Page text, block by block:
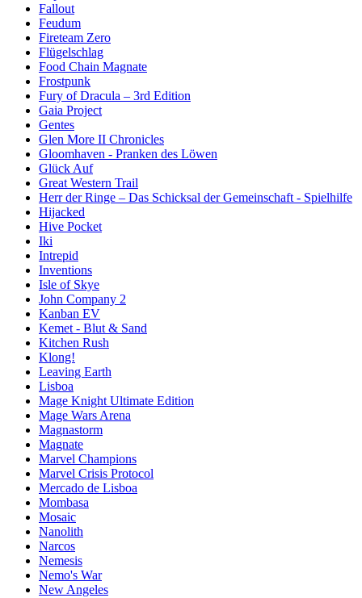
Fallout
Feudum
Fireteam Zero
Flügelschlag
Food Chain Magnate
Frostpunk
Fury of Dracula – 3rd Edition
Gaia Project
Gentes
Glen More II Chronicles
Gloomhaven - Pranken des Löwen
Glück Auf
Great Western Trail
Herr der Ringe – Das Schicksal der Gemeinschaft - Spielhilfe
Hijacked
Hive Pocket
Iki
Intrepid
Inventions
Isle of Skye
John Company 2
Kanban EV
Kemet - Blut & Sand
Kitchen Rush
Klong!
Leaving Earth
Lisboa
Mage Knight Ultimate Edition
Mage Wars Arena
Magnastorm
Magnate
Marvel Champions
Marvel Crisis Protocol
Mercado de Lisboa
Mombasa
Mosaic
Nanolith
Narcos
Nemesis
Nemo's War
New Angeles